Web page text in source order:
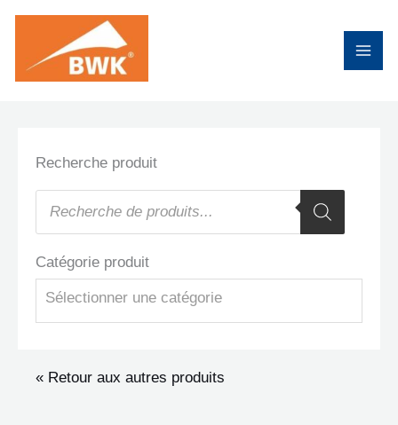
contenu
Recherche produit
Recherche
de
Catégorie produit
Sélectionner une catégorie
« Retour aux autres produits